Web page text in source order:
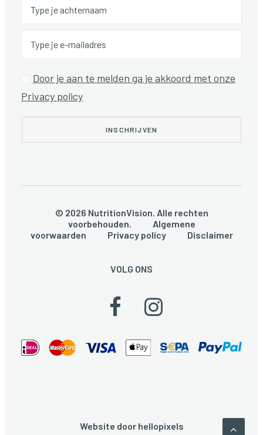
Door je aan te melden ga je akkoord met onze
Privacy policy
© 2026 NutritionVision. Alle rechten
voorbehouden. Algemene
voorwaarden
Privacy policy Disclaimer
VOLG ONS
Website door hellopixels